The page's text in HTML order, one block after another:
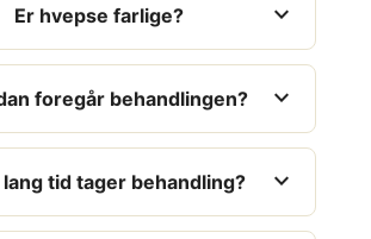
Er hvepse farlige? expand_more
foregår behandlingen? expand_more
tid tager behandling? expand_more